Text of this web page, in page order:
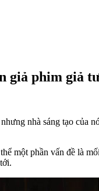
giả phim giả
nhà sáng tạo của
một phần vấn đề là